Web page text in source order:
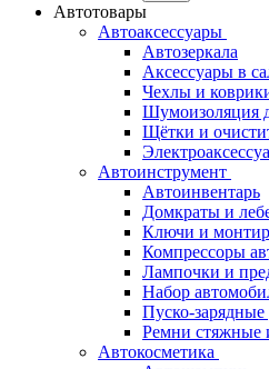
Автотовары
Автоаксессуары
Автозеркала
Аксессуары в
Чехлы и
Шумоизоляция
Щётки и
Автоинструмент
Автоинвентарь
Домкраты и
Ключи и
Компрессоры
Лампочки и
Набор
Пуско-зарядные
Ремни стяжные
Автокосметика